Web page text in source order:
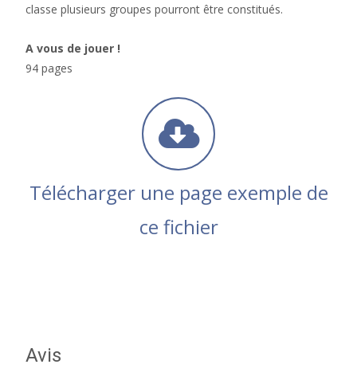
classe plusieurs groupes pourront être constitués.
A vous de jouer !
94 pages
Télécharger une page exemple de
ce fichier
Avis